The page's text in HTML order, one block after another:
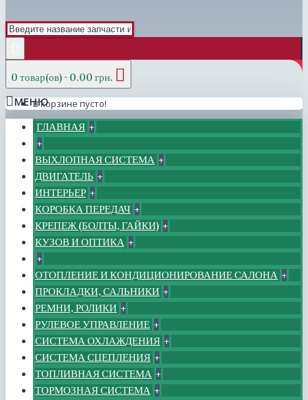
0 товар(ов) - 0.00 грн.
В корзине пусто!
МЕНЮ
ГЛАВНАЯ +
+
ВЫХЛОПНАЯ СИСТЕМА +
ДВИГАТЕЛЬ +
ИНТЕРЬЕР +
КОРОБКА ПЕРЕДАЧ +
КРЕПЕЖ (БОЛТЫ, ГАЙКИ) +
КУЗОВ И ОПТИКА +
+
ОТОПЛЕНИЕ И КОНДИЦИОНИРОВАНИЕ САЛОНА +
ПРОКЛАДКИ, САЛЬНИКИ +
РЕМНИ, РОЛИКИ +
РУЛЕВОЕ УПРАВЛЕНИЕ +
СИСТЕМА ОХЛАЖДЕНИЯ +
СИСТЕМА СЦЕПЛЕНИЯ +
ТОПЛИВНАЯ СИСТЕМА +
ТОРМОЗНАЯ СИСТЕМА +